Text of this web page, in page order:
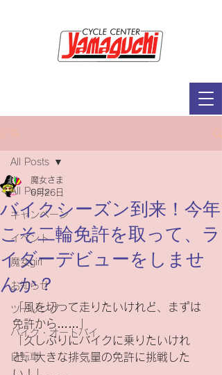
All Posts
キャンペーン
イベント
魔女girl
お知らせ
ツーリング
バイク・オートバイ
自転車
All Posts
バイクシーズン到来！今年
こそ二輪免許を取って、ラ
イダーデビューをしませ
んか？
魔女さま
6月26日
「風を切って走りたいけれど、まずは
免許から……」
「久しぶりにバイクに乗りたいけれ
ど、大きな排気量の免許に挑戦した